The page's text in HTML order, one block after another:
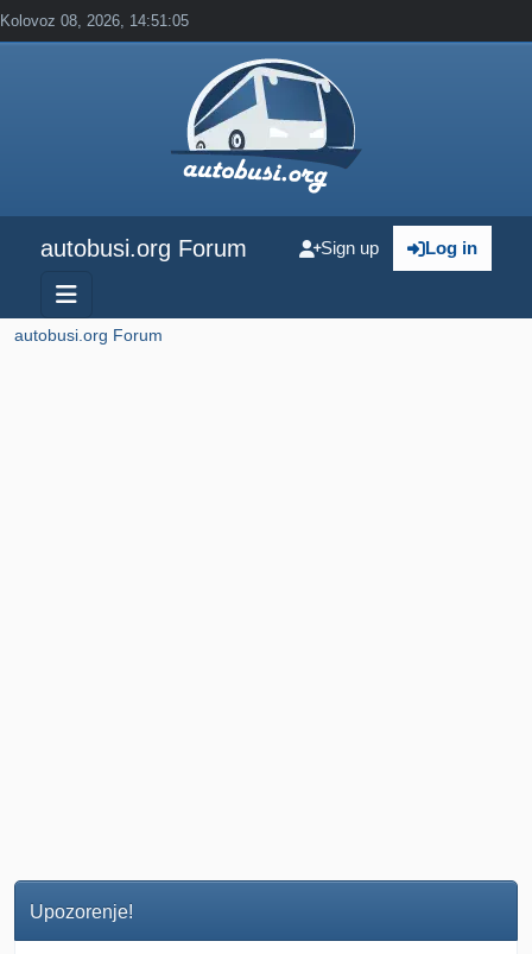
Kolovoz 08, 2026, 14:51:05
autobusi.org Forum Log in
Sign up
autobusi.org Forum
Upozorenje!